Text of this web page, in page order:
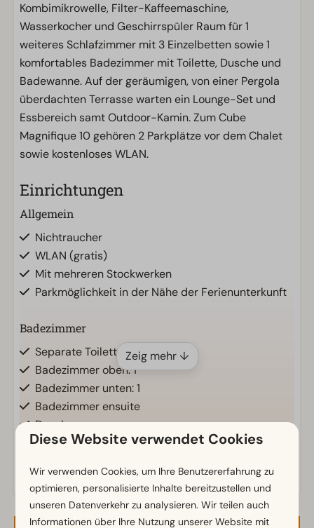
Kombimikrowelle, Filter-Kaffeemaschine,
Wasserkocher und Geschirrspüler Raum für 1
weiteres Schlafzimmer mit 3 Einzelbetten sowie 1
komfortables Badezimmer mit Toilette, Dusche und
Badewanne. Auf der geräumigen, von einer Pergola
überdachten Terrasse warten ein Lounge-Set und
Essbereich samt Outdoor-Kamin. Zum Cube
Magnifique 10 gehören 2 Parkplätze vor dem Chalet
sowie kostenloses WLAN.
Einrichtungen
Allgemein
Nichtraucher
WLAN (gratis)
Mit mehreren Stockwerken
Parkmöglichkeit in der Nähe der Ferienunterkunft
Badezimmer
Separate Toiletten: 1
Badezimmer oben: 1
Badezimmer unten: 1
Badezimmer ensuite
Dusche
Toiletten im Badezimmer: 1
Außenbereich
Outdoor-Kamin
Lounge Set
Zeig mehr ↓
Diese Website verwendet Cookies
Wir verwenden Cookies, um Ihre Benutzererfahrung zu
optimieren, personalisierte Inhalte bereitzustellen und
unseren Datenverkehr zu analysieren. Wir teilen auch
Informationen über Ihre Nutzung unserer Website mit